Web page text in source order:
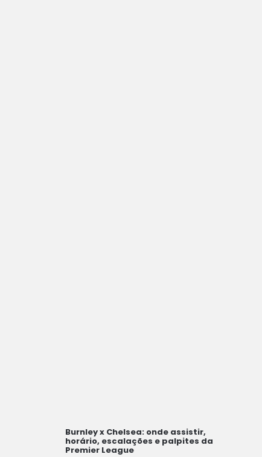
Burnley x Chelsea: onde assistir,
horário, escalações e palpites da
Premier League